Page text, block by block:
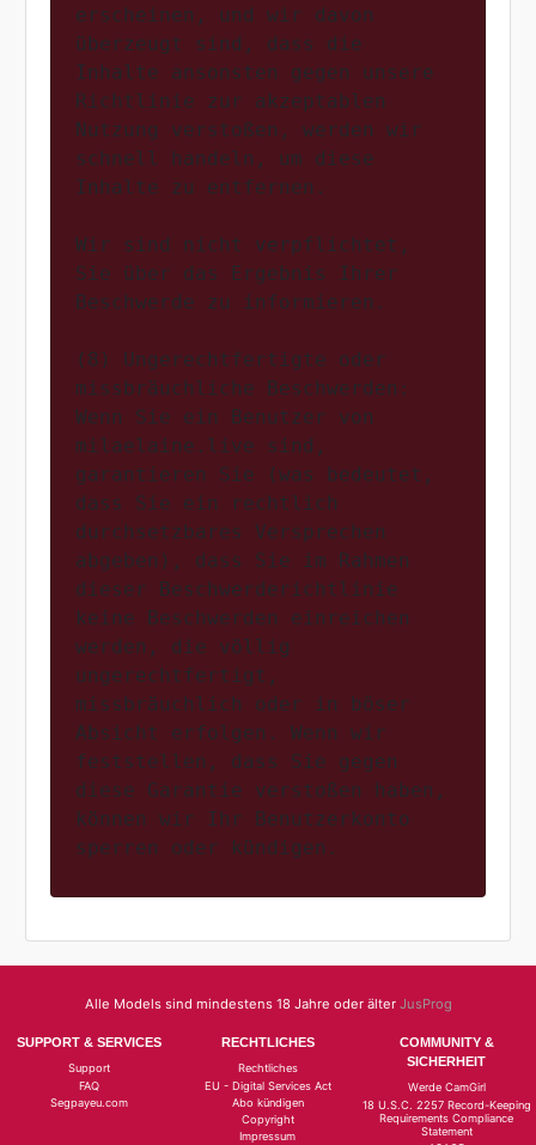
erscheinen, und wir davon
überzeugt sind, dass die
Inhalte ansonsten gegen unsere
Richtlinie zur akzeptablen
Nutzung verstoßen, werden wir
schnell handeln, um diese
Inhalte zu entfernen.
Wir sind nicht verpflichtet,
Sie über das Ergebnis Ihrer
Beschwerde zu informieren.
(8) Ungerechtfertigte oder
missbräuchliche Beschwerden:
Wenn Sie ein Benutzer von
milaelaine.live sind,
garantieren Sie (was bedeutet,
dass Sie ein rechtlich
durchsetzbares Versprechen
abgeben), dass Sie im Rahmen
dieser Beschwerderichtlinie
keine Beschwerden einreichen
werden, die völlig
ungerechtfertigt,
missbräuchlich oder in böser
Absicht erfolgen. Wenn wir
feststellen, dass Sie gegen
diese Garantie verstoßen haben,
können wir Ihr Benutzerkonto
Alle Models sind mindestens 18 Jahre oder älter JusProg
SUPPORT & SERVICES
Support
FAQ
Segpayeu.com
RECHTLICHES
Rechtliches
EU - Digital Services Act
Abo kündigen
Copyright
Impressum
COMMUNITY &
SICHERHEIT
Werde CamGirl
18 U.S.C. 2257 Record-Keeping
Requirements Compliance
Statement